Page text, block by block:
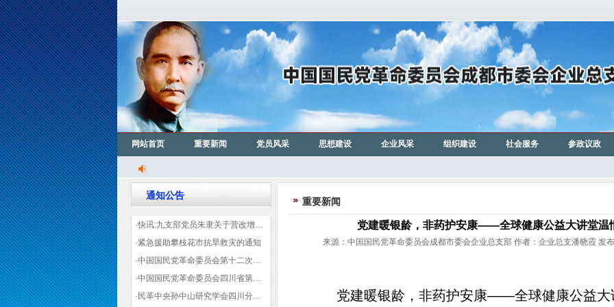
网站首页 重要新闻 党员风采 思想建设 企业风采 组织建设 社会服务 参政议政
通知公告
·快讯:九支部党员朱隶关于营改增信息宣传力度的建议那篇已被省政协采用
·紧急援助攀枝花市抗旱救灾的通知
·中国国民党革命委员会第十二次全国代表大会代表登记表（下载）
·中国国民党革命委员会四川省第十一次代表大会代表登记表（下载）
·民革中央孙中山研究学会四川分会领导机构及成员名单
重要新闻
党建暖银龄，非药护安康——全球健康公益大讲堂温
来源：中国国民党革命委员会成都市委会企业总支部 作者：企业总支潘晓霞 发
党建暖银龄，非药护安康——全球健康公益大